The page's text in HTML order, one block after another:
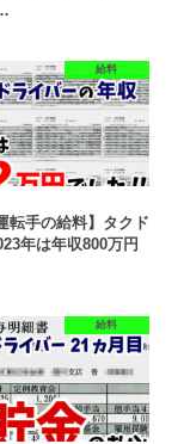
給料
転手の給料】タクド
年は年収800万円
給料